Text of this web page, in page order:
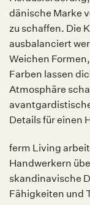
dänische Marke
zu schaffen. Die
ausbalanciert
Weichen
Farben lassen
Atmosphäre
Details für einen
ferm Living
Handwerkern
skandinavische
Fähigkeiten und